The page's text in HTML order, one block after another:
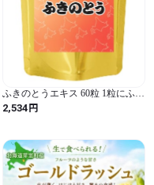
ふきのとうエキス 60粒 1粒にふき
のとうエキス末200mg配合
2,534円